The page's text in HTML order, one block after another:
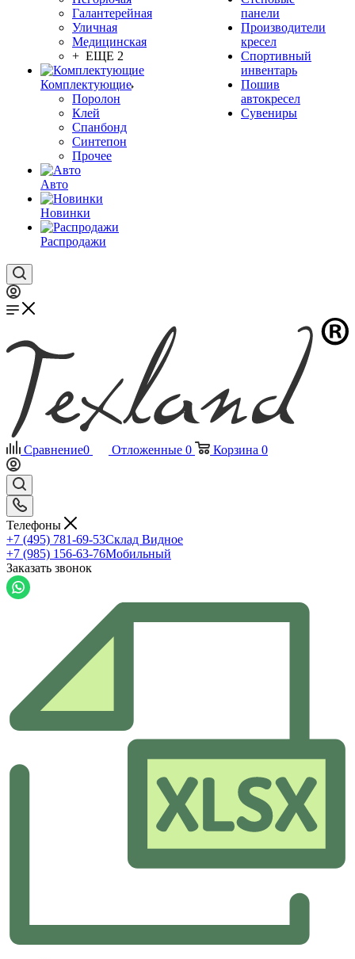
Галантерейная
Уличная
Медицинская
+ ЕЩЕ 2
Комплектующие
Поролон
Клей
Спанбонд
Синтепон
Прочее
Авто
Новинки
Распродажи
панели
Производители
кресел
Спортивный
инвентарь
Пошив
автокресел
Сувениры
Сравнение0 Отложенные 0 Корзина 0
Телефоны
+7 (495) 781-69-53Склад Видное
+7 (985) 156-63-76Мобильный
Заказать звонок